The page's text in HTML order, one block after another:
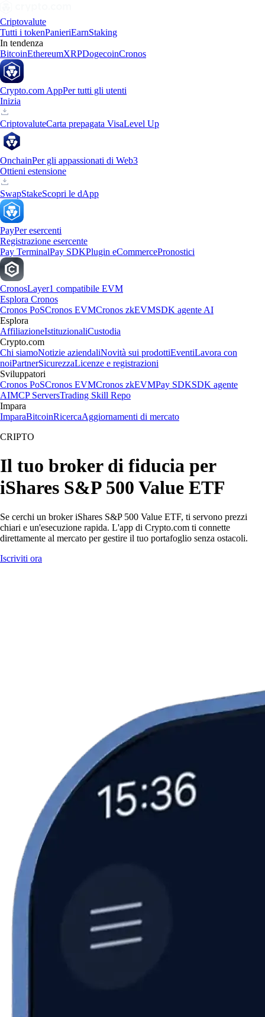
Criptovalute
Tutti i tokenPanieriEarnStaking
In tendenza
BitcoinEthereumXRPDogecoinCronos
Crypto.com AppPer tutti gli utenti
Inizia
CriptovaluteCarta prepagata VisaLevel Up
OnchainPer gli appassionati di Web3
Ottieni estensione
SwapStakeScopri le dApp
PayPer esercenti
Registrazione esercente
Pay TerminalPay SDKPlugin eCommercePronostici
CronosLayer1 compatibile EVM
Esplora Cronos
Cronos PoSCronos EVMCronos zkEVMSDK agente AI
Esplora
AffiliazioneIstituzionaliCustodia
Crypto.com
Chi siamoNotizie aziendaliNovità sui prodottiEventiLavora con
noiPartnerSicurezzaLicenze e registrazioni
Sviluppatori
Cronos PoSCronos EVMCronos zkEVMPay SDKSDK agente
AIMCP ServersTrading Skill Repo
Impara
ImparaBitcoinRicercaAggiornamenti di mercato
CRIPTO
Il tuo broker di fiducia per
iShares S&P 500 Value ETF
Se cerchi un broker iShares S&P 500 Value ETF, ti servono prezzi
chiari e un'esecuzione rapida. L'app di Crypto.com ti connette
direttamente al mercato per gestire il tuo portafoglio senza ostacoli.
Iscriviti ora